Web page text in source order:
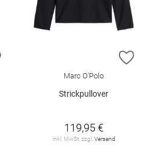
ZUR WUNSCHLISTE HINZUFÜGEN
Marc O'Polo
Strickpullover
119,95 €
inkl. MwSt. zzgl. Versand